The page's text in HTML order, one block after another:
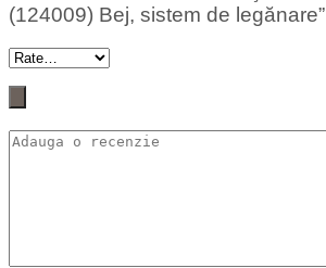
(124009) Bej, sistem de legănare”